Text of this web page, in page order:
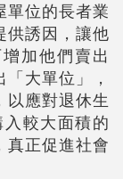
單位的長者業
供誘因，讓他
加他們賣出
大單位」，
以應對退休生
較大面積的
真正促進社會